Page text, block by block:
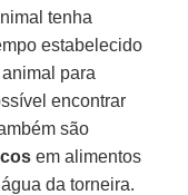
tenha
estabelecido
para
encontrar
são
em alimentos
da torneira.